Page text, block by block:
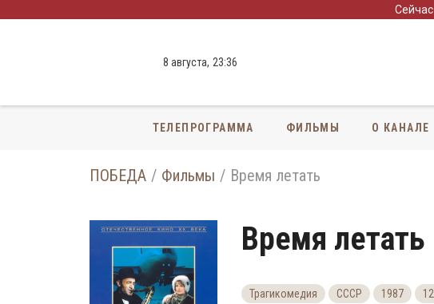
8 августа, 23:36
ТЕЛЕПРОГРАММА ФИЛЬМЫ О КАНАЛЕ
ПОБЕДА Фильмы Время летать
Время летать
Трагикомедия СССР 1987